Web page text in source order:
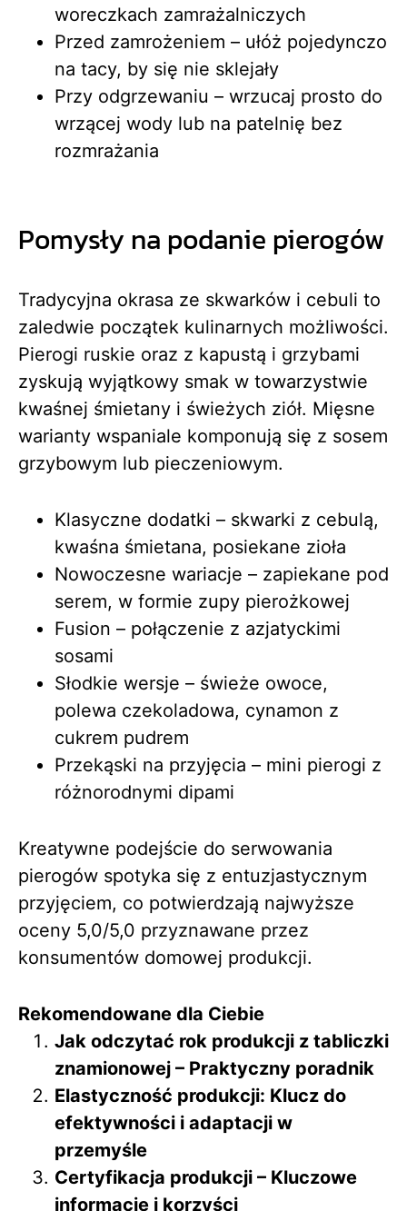
woreczkach zamrażalniczych
Przed zamrożeniem – ułóż pojedynczo
na tacy, by się nie sklejały
Przy odgrzewaniu – wrzucaj prosto do
wrzącej wody lub na patelnię bez
rozmrażania
Pomysły na podanie pierogów
Tradycyjna okrasa ze skwarków i cebuli to
zaledwie początek kulinarnych możliwości.
Pierogi ruskie oraz z kapustą i grzybami
zyskują wyjątkowy smak w towarzystwie
kwaśnej śmietany i świeżych ziół. Mięsne
warianty wspaniale komponują się z sosem
grzybowym lub pieczeniowym.
Klasyczne dodatki – skwarki z cebulą,
kwaśna śmietana, posiekane zioła
Nowoczesne wariacje – zapiekane pod
serem, w formie zupy pierożkowej
Fusion – połączenie z azjatyckimi
sosami
Słodkie wersje – świeże owoce,
polewa czekoladowa, cynamon z
cukrem pudrem
Przekąski na przyjęcia – mini pierogi z
różnorodnymi dipami
Kreatywne podejście do serwowania
pierogów spotyka się z entuzjastycznym
przyjęciem, co potwierdzają najwyższe
oceny 5,0/5,0 przyznawane przez
konsumentów domowej produkcji.
Rekomendowane dla Ciebie
Jak odczytać rok produkcji z tabliczki
znamionowej – Praktyczny poradnik
Elastyczność produkcji: Klucz do
efektywności i adaptacji w
przemyśle
Certyfikacja produkcji – Kluczowe
informacje i korzyści